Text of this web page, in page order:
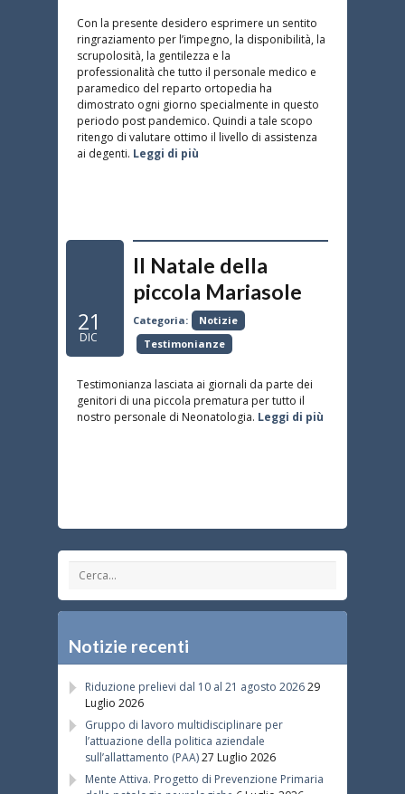
Con la presente desidero esprimere un sentito
ringraziamento per l’impegno, la disponibilità, la
scrupolosità, la gentilezza e la
professionalità che tutto il personale medico e
paramedico del reparto ortopedia ha
dimostrato ogni giorno specialmente in questo
periodo post pandemico. Quindi a tale scopo
ritengo di valutare ottimo il livello di assistenza
ai degenti. Leggi di più
21
DIC
Il Natale della
piccola Mariasole
Categoria:
Notizie
Testimonianze
Testimonianza lasciata ai giornali da parte dei
genitori di una piccola prematura per tutto il
nostro personale di Neonatologia. Leggi di più
Notizie recenti
Riduzione prelievi dal 10 al 21 agosto 202629
Luglio 2026
Gruppo di lavoro multidisciplinare per
l’attuazione della politica aziendale
sull’allattamento (PAA)27 Luglio 2026
Mente Attiva. Progetto di Prevenzione Primaria